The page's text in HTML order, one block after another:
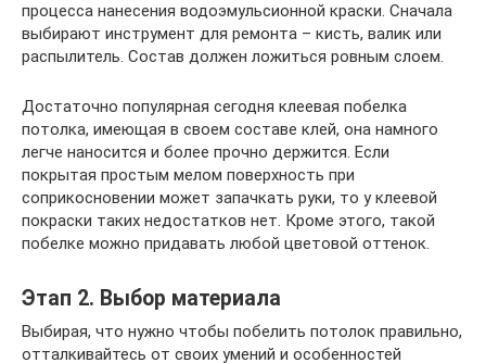
процесса нанесения водоэмульсионной краски. Сначала
выбирают инструмент для ремонта – кисть, валик или
распылитель. Состав должен ложиться ровным слоем.
Достаточно популярная сегодня клеевая побелка
потолка, имеющая в своем составе клей, она намного
легче наносится и более прочно держится. Если
покрытая простым мелом поверхность при
соприкосновении может запачкать руки, то у клеевой
покраски таких недостатков нет. Кроме этого, такой
побелке можно придавать любой цветовой оттенок.
Этап 2. Выбор материала
Выбирая, что нужно чтобы побелить потолок правильно,
отталкивайтесь от своих умений и особенностей